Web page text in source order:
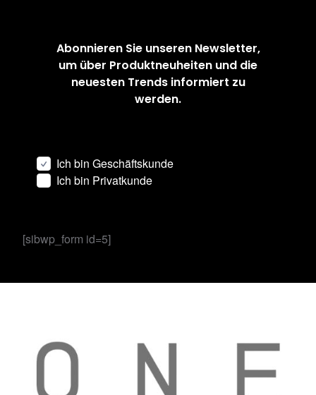
Abonnieren Sie unseren Newsletter,
um über Produktneuheiten und die
neuesten Trends informiert zu
werden.
Ich bin Geschäftskunde
Ich bin Privatkunde
[sibwp_form id=5]